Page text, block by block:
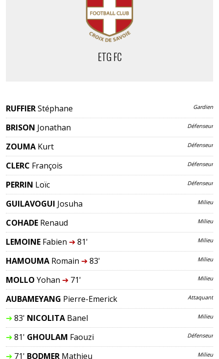
ETG FC
RUFFIERStéphane Gardien
BRISON Jonathan Défenseur
ZOUMA Kurt Défenseur
CLERC François Défenseur
PERRIN Loïc Défenseur
GUILAVOGUI Josuha Milieu
COHADE Renaud Milieu
LEMOINE Fabien ➔81' Milieu
HAMOUMA Romain ➔83' Milieu
MOLLO Yohan ➔71' Milieu
AUBAMEYANG Pierre-Emerick Attaquant
➔83' NICOLITA Banel Milieu
➔81' GHOULAM Faouzi Défenseur
➔71' BODMER Mathieu Milieu